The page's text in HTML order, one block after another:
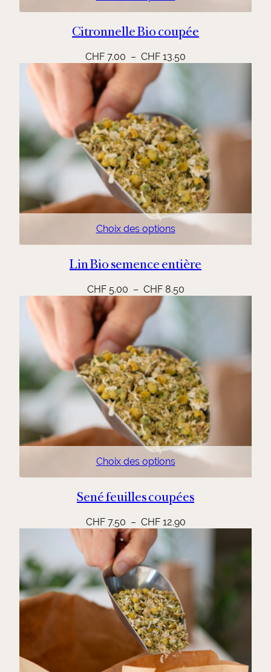
Citronnelle Bio coupée
CHF 7.00 – CHF 13.50
CHF 13.50
Choix des options
Lin Bio semence entière
CHF5.00 – CHF8.50Plage
CHF 8.50
Choix des options
Sené feuilles coupées
CHF7.50 – CHF12.90Plage
à
CHF 12.90